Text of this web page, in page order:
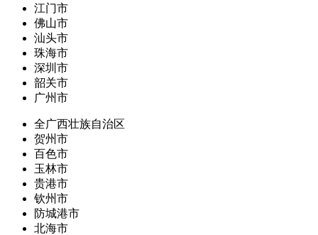
江门市
佛山市
汕头市
珠海市
深圳市
韶关市
广州市
全广西壮族自治区
贺州市
百色市
玉林市
贵港市
钦州市
防城港市
北海市